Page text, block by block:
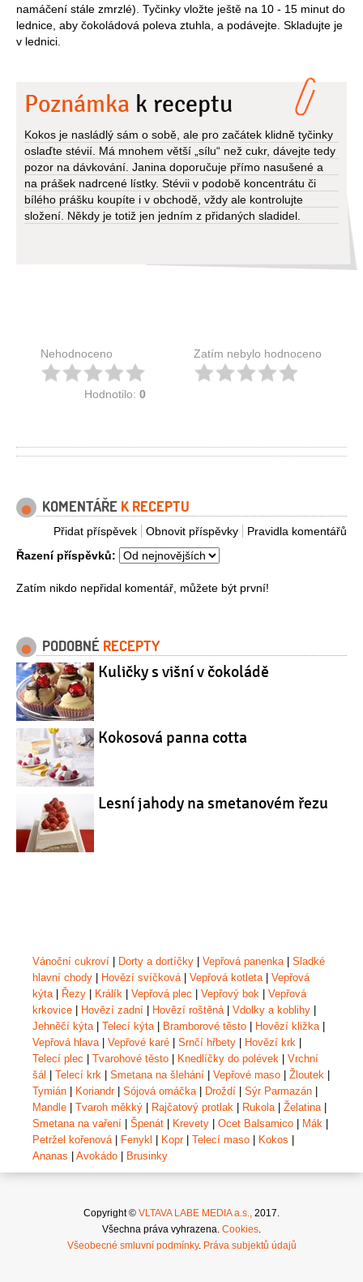
namáčení stále zmrzlé). Tyčinky vložte ještě na 10 - 15 minut do
lednice, aby čokoládová poleva ztuhla, a podávejte. Skladujte je
v lednici.
Poznámka k receptu
Kokos je nasládlý sám o sobě, ale pro začátek klidně tyčinky
oslaďte stévií. Má mnohem větší „sílu“ než cukr, dávejte tedy
pozor na dávkování. Janina doporučuje přímo nasušené a
na prášek nadrcené lístky. Stévii v podobě koncentrátu či
bílého prášku koupíte i v obchodě, vždy ale kontrolujte
složení. Někdy je totiž jen jedním z přidaných sladidel.
Nehodnoceno
Hodnotilo: 0
Zatím nebylo hodnoceno
KOMENTÁŘE K RECEPTU
Pravidla komentářů
Obnovit příspěvky
Přidat příspěvek
Řazení příspěvků:
Zatím nikdo nepřidal komentář, můžete být první!
PODOBNÉ RECEPTY
Kuličky s višní v čokoládě
Kokosová panna cotta
Lesní jahody na smetanovém řezu
Vánoční cukroví Dorty a dortíčky Vepřová panenka
Sladké
hlavní chody
Hovězí svíčková Vepřová kotleta
Vepřová
kýta
Řezy Králík Vepřová plec Vepřový bok
Vepřová
krkovice
Hovězí zadní Hovězí roštěná Vdolky a koblihy
Jehněčí kýta
Telecí kýta Bramborové těsto Hovězí kližka
Vepřová hlava
Vepřové karé Srnčí hřbety Hovězí krk
Telecí plec
Tvarohové těsto Knedlíčky do polévek
Vrchní
šál
Telecí krk Smetana na šlehání Vepřové maso Žloutek
Tymián
Koriandr| Sójová omáčka Droždí Sýr Parmazán
Mandle
Tvaroh měkký Rajčatový protlak Rukola Želatina
Smetana na vaření
Špenát Krevety Ocet Balsamico Mák
Petržel kořenová
Fenykl Kopr| Telecí maso Kokos
Ananas
Avokádo Brusinky
Copyright © VLTAVA LABE MEDIA a.s., 2017.
Všechna práva vyhrazena. Cookies.
Všeobecné smluvní podmínky. Práva subjektů údajů